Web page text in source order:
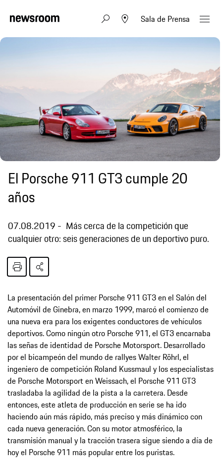
Sala de Prensa
El Porsche 911 GT3 cumple 20
años
07.08.2019
Más cerca de la competición que
cualquier otro: seis generaciones de un deportivo puro.
La presentación del primer Porsche 911 GT3 en el Salón del
Automóvil de Ginebra, en marzo 1999, marcó el comienzo de
una nueva era para los exigentes conductores de vehículos
deportivos. Como ningún otro Porsche 911, el GT3 encarnaba
las señas de identidad de Porsche Motorsport. Desarrollado
por el bicampeón del mundo de rallyes Walter Röhrl, el
ingeniero de competición Roland Kussmaul y los especialistas
de Porsche Motorsport en Weissach, el Porsche 911 GT3
trasladaba la agilidad de la pista a la carretera. Desde
entonces, este atleta de producción en serie se ha ido
haciendo aún más rápido, más preciso y más dinámico con
cada nueva generación. Con su motor atmosférico, la
transmisión manual y la tracción trasera sigue siendo a día de
hoy el Porsche 911 más popular entre los puristas.